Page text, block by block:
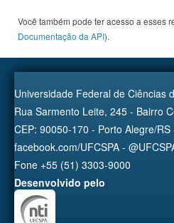
Você também pode ter acesso a esses
Documentação da API).
Universidade Federal de Ciências
Rua Sarmento Leite, 245 - Bairro
CEP: 90050-170 - Porto Alegre/RS
facebook.com/UFCSPA -
Fone +55 (51) 3303-9000
Desenvolvido pelo